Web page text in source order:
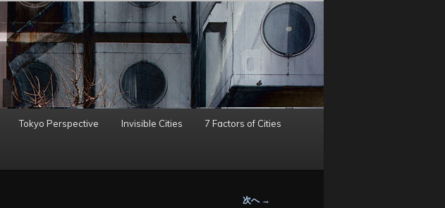
Tokyo Perspective Invisible Cities 7 Factors of Cities
次へ →